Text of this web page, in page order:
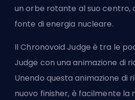
un orbe rotante al suo centro,
fonte di energia nucleare.
Il Chronovoid Judge è tra le
Judge con una animazione di
Unendo questa animazione di
nuovo finisher, è facilmente la